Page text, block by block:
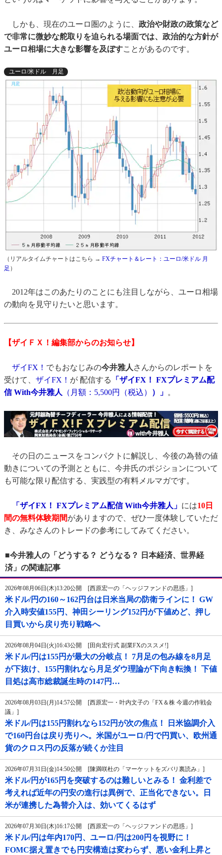
しかも、現在のユーロ圏のように、 政治や財政の政策など
で非常に微妙な舵取りを迫られる場面では、政治的な方針が
ユーロ相場に大きな影響を及ぼすことがあるのです。
ユーロ/米ドル 月足
（リアルタイムチャートはこちら → FXチャート＆レート：ユーロ/米ドル 月
足 ）
2012年はこのあたりのことにも注目しながら、ユーロ相場
の動向を見守りたいと思います。
【ザイＦＸ！編集部からのお知らせ】
ザイFX！ でもおなじみの今井雅人 さんからのレポートを
受けて、 ザイFX！ が 配信する
「ザイFX！ FXプレミアム配
信 With今井雅人
（月額：5,500円（税込） ）」 。
その日のニュースをコンパクトに解説し、今後の為替の値
動きについての予測とともに、今井氏のポジションについて
も可能な限り配信する、実践型の有料メルマガです。
「ザイFX！ FXプレミアム配信 With今井雅人」 には10日
間の無料体験期間がありますので、ぜひ一度体験していただ
き、みなさんのトレードの参考にしてみてください。
■今井雅人の「どうする？ どうなる？ 日本経済、世界経
済」の関連記事
2026年08月06日(木)13:20公開 [西原宏一の「ヘッジファンドの思惑」]
米ドル/円の160～162円台は日米当局の防衛ラインに！ GW
介入時安値155円、神田シーリング152円が下値めど、押し
目買いから戻り売り戦略へ
2026年08月04日(火)16:43公開 [田向宏行式 副業FXのススメ!]
米ドル/円は155円が最大の分岐点！ 7月足の包み線を8月足
が下抜け、155円割れなら月足ダウ理論が下向き転換！ 下値
目処は高市総裁誕生時の147円…
2026年08月03日(月)14:57公開 [西原宏一・叶内文子の「FX＆株 今週の作戦会
議」]
米ドル/円は155円割れなら152円が次の焦点！ 日米協調介入
で160円台は戻り売りへ。米国がユーロ/円で円買い、欧州通
貨のクロス円の反落が続くか注目
2026年07月31日(金)14:50公開 [陳満咲杜の「マーケットをズバリ裏読み」]
米ドル/円が165円を突破するのは難しいとみる！ 金利差で
考えれば近年の円安の進行は異例で、正当化できない。日
米が連携した為替介入は、効いてくるはず
2026年07月30日(木)16:17公開 [西原宏一の「ヘッジファンドの思惑」]
米ドル/円は年内170円、ユーロ/円は200円を視野に！
FOMC据え置きでも円安構造は変わらず、悪い金利上昇と